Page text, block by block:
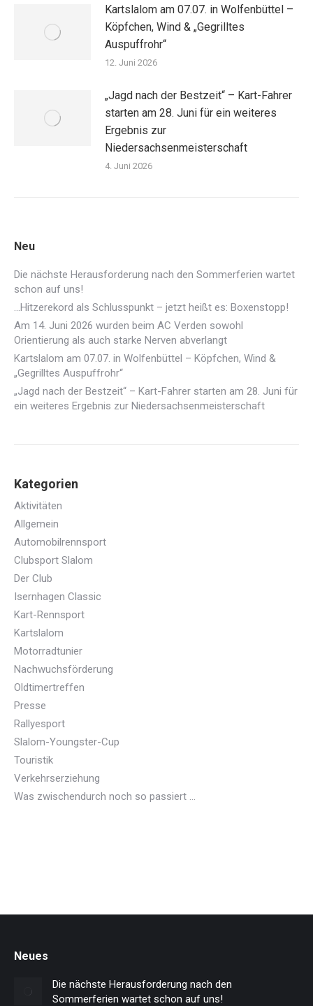
Kartslalom am 07.07. in Wolfenbüttel –
Köpfchen, Wind & „Gegrilltes
Auspuffrohr“
12. Juni 2026
„Jagd nach der Bestzeit“ – Kart-Fahrer
starten am 28. Juni für ein weiteres
Ergebnis zur
Niedersachsenmeisterschaft
4. Juni 2026
Neu
Die nächste Herausforderung nach den Sommerferien wartet
schon auf uns!
…Hitzerekord als Schlusspunkt – jetzt heißt es: Boxenstopp!
Am 14. Juni 2026 wurden beim AC Verden sowohl
Orientierung als auch starke Nerven abverlangt
Kartslalom am 07.07. in Wolfenbüttel – Köpfchen, Wind &
„Gegrilltes Auspuffrohr“
„Jagd nach der Bestzeit“ – Kart-Fahrer starten am 28. Juni für
ein weiteres Ergebnis zur Niedersachsenmeisterschaft
Kategorien
Aktivitäten
Allgemein
Automobilrennsport
Clubsport Slalom
Der Club
Isernhagen Classic
Kart-Rennsport
Kartslalom
Motorradtunier
Nachwuchsförderung
Oldtimertreffen
Presse
Rallyesport
Slalom-Youngster-Cup
Touristik
Verkehrserziehung
Was zwischendurch noch so passiert …
Neues
Die nächste Herausforderung nach den
Sommerferien wartet schon auf uns!